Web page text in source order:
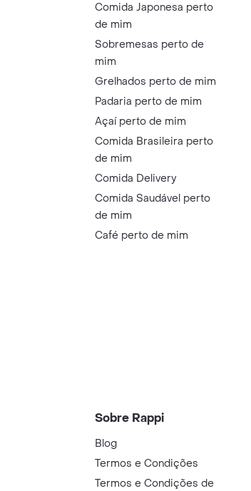
Comida Japonesa perto
de mim
Sobremesas perto de
mim
Grelhados perto de mim
Padaria perto de mim
Açaí perto de mim
Comida Brasileira perto
de mim
Comida Delivery
Comida Saudável perto
de mim
Café perto de mim
Sobre Rappi
Blog
Termos e Condições
Termos e Condições de